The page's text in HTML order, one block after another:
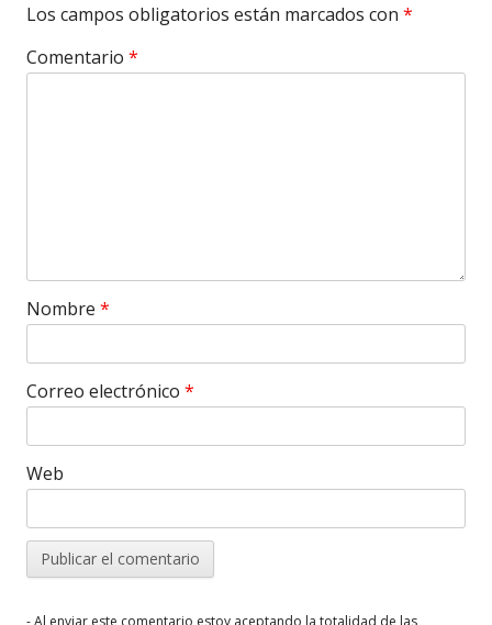
Los campos obligatorios están marcados con *
Comentario *
Nombre *
Correo electrónico *
Web
- Al enviar este comentario estoy aceptando la totalidad de las